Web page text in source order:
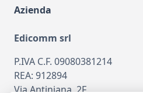
Azienda
Edicomm srl
P.IVA C.F. 09080381214
REA: 912894
Via Antiniana, 2F